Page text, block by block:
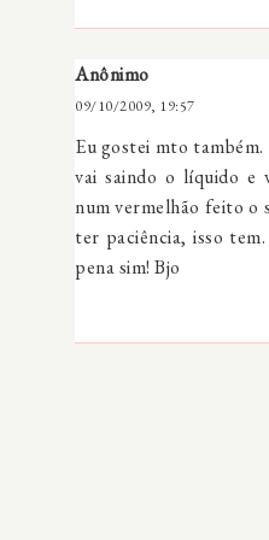
Anônimo
09/10/2009, 19:57
Eu gostei mto
vai saindo o líquido e
num vermelhão feito o
ter paciência, isso
pena sim! Bjo